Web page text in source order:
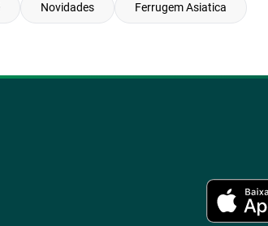
Novidades Ferrugem Asiatica